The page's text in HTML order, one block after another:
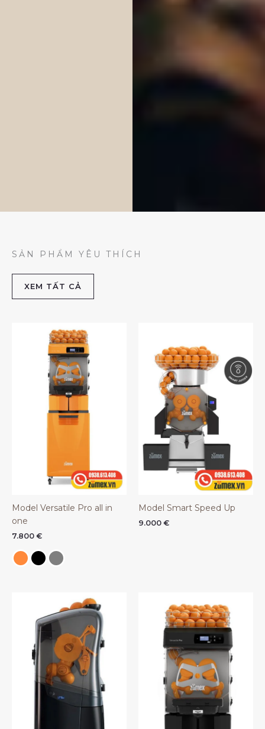
SẢN PHẨM YÊU THÍCH
XEM TẤT CẢ
Model Versatile Pro all in
one
7.800 €
Model Smart Speed Up
9.000 €